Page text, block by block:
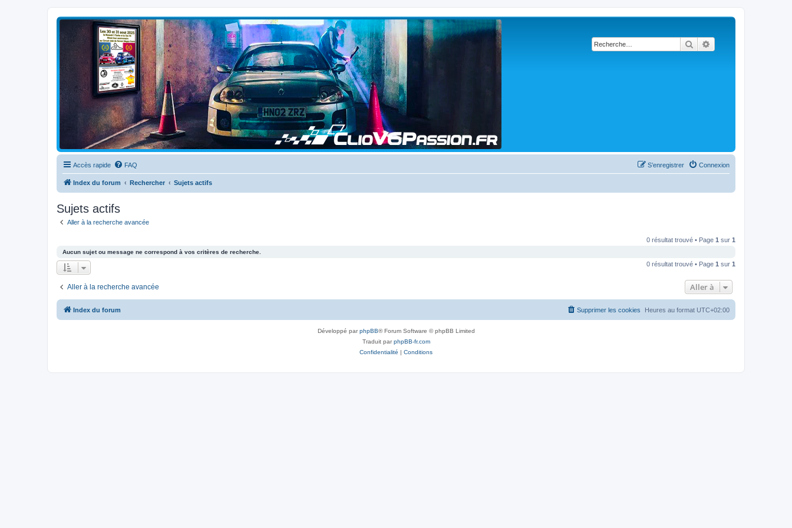
Rechercher
Clio V6 Passion
Le site français des passionnés de Clio V6
Accès rapide FAQ Connexion
S’enregistrer
Index du forum Rechercher Sujets actifs
Sujets actifs
Aller à la recherche avancée
0 résultat trouvé • Page 1 sur 1
Aucun sujet ou message ne correspond à vos critères de recherche.
0 résultat trouvé • Page 1 sur 1
Aller à la recherche avancée Aller à
Index du forum Heures au format UTC+02:00
Supprimer les cookies
Développé parphpBB® Forum Software © phpBB Limited
Traduit parphpBB-fr.com
Confidentialité | Conditions